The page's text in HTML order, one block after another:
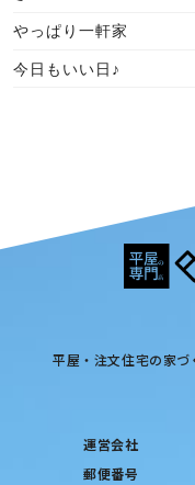
やっぱり一軒家
今日もいい日♪
平屋・注文住宅の家づ
運営会社
郵便番号